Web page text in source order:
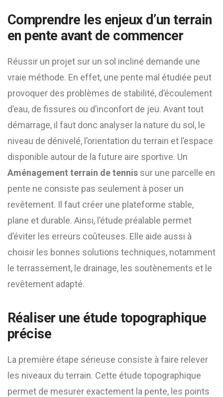
Comprendre les enjeux d’un terrain
en pente avant de commencer
Réussir un projet sur un sol incliné demande une
vraie méthode. En effet, une pente mal étudiée peut
provoquer des problèmes de stabilité, d’écoulement
d’eau, de fissures ou d’inconfort de jeu. Avant tout
démarrage, il faut donc analyser la nature du sol, le
niveau de dénivelé, l’orientation du terrain et l’espace
disponible autour de la future aire sportive. Un
Aménagement terrain de tennis sur une parcelle en
pente ne consiste pas seulement à poser un
revêtement. Il faut créer une plateforme stable,
plane et durable. Ainsi, l’étude préalable permet
d’éviter les erreurs coûteuses. Elle aide aussi à
choisir les bonnes solutions techniques, notamment
le terrassement, le drainage, les soutènements et le
revêtement adapté.
Réaliser une étude topographique
précise
La première étape sérieuse consiste à faire relever
les niveaux du terrain. Cette étude topographique
permet de mesurer exactement la pente, les points